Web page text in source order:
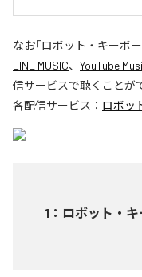
なお「ロボット・キーボ
LINE MUSIC、 YouTube
信サービスで聴くことが
各配信サービス： ロボッ
1 ： ロボット・